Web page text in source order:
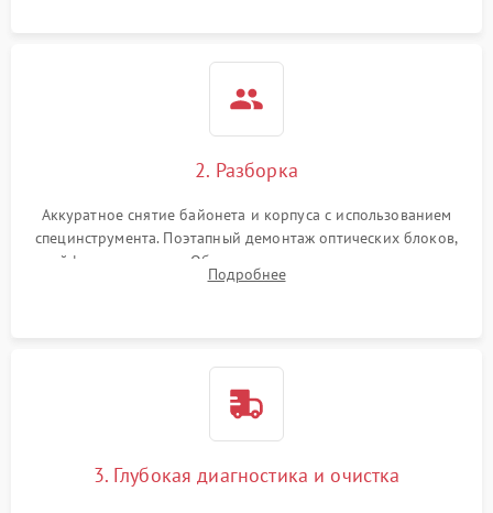
2. Разборка
Аккуратное снятие байонета и корпуса с использованием
специнструмента. Поэтапный демонтаж оптических блоков,
шлейфов и приводов. Обязательная маркировка положения
линзовых групп для сохранения заводской центровки при
Подробнее
3. Глубокая диагностика и очистка